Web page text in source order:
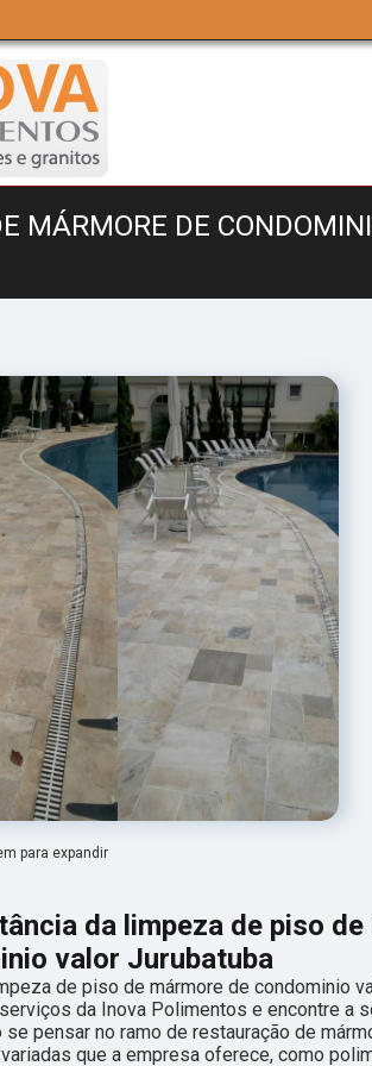
MÁRMORE DE
para expandir
da limpeza de piso
valor Jurubatuba
de piso de mármore de condominio
da Inova Polimentos e encontre a
se pensar no ramo de restauração de
que a empresa oferece, como